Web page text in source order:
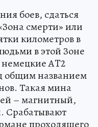
боев, сдаться
смерти» или
километров в
в этой Зоне
AT2
общим названием
Такая мина
– магнитный,
Срабатывают